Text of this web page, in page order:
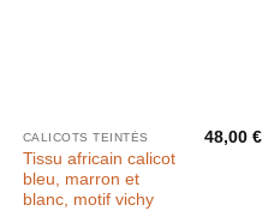
CALICOTS TEINTÉS
Tissu africain calicot
bleu, marron et
blanc, motif vichy
48,00€